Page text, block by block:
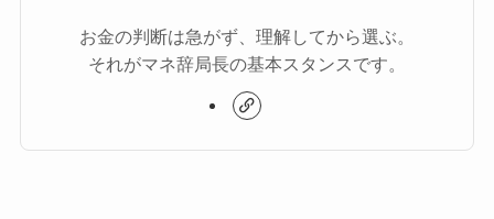
お金の判断は急がず、理解してから選ぶ。
それがマネ辞局長の基本スタンスです。